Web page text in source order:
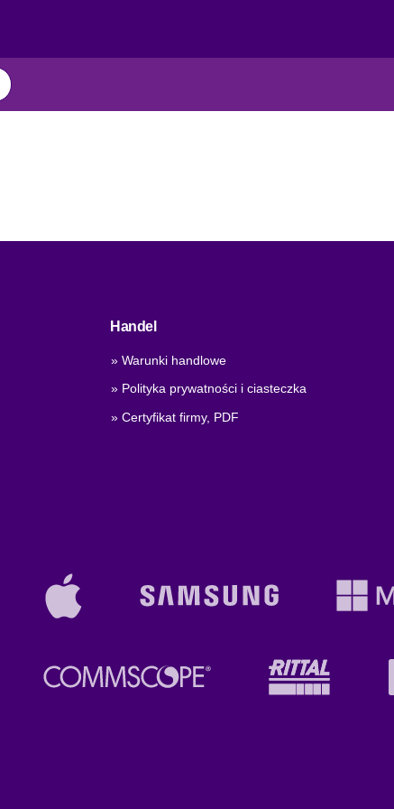
Handel
» Warunki handlowe
» Polityka prywatności i ciasteczka
» Certyfikat firmy, PDF